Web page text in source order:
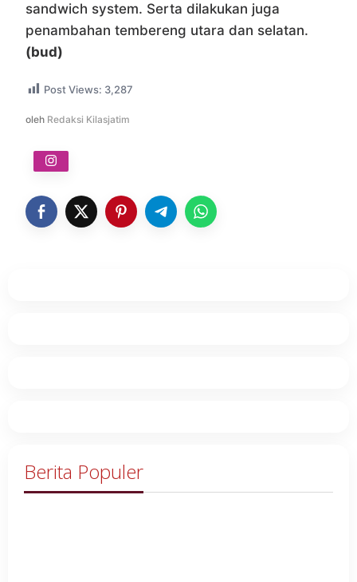
sandwich system. Serta dilakukan juga
penambahan tembereng utara dan selatan.
(bud)
Post Views: 3,287
oleh Redaksi Kilasjatim
Berita Populer